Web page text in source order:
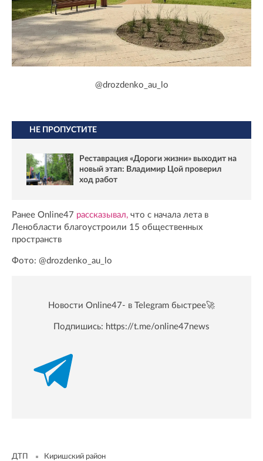
@drozdenko_au_lo
НЕ ПРОПУСТИТЕ
Реставрация «Дороги жизни» выходит на
новый этап: Владимир Цой проверил
ход работ
Ранее Online47 рассказывал, что с начала лета в
Ленобласти благоустроили 15 общественных
пространств
Фото: @drozdenko_au_lo
Новости Online47- в Telegram быстрее🚀
Подпишись: https://t.me/online47news
ДТП Киришский район